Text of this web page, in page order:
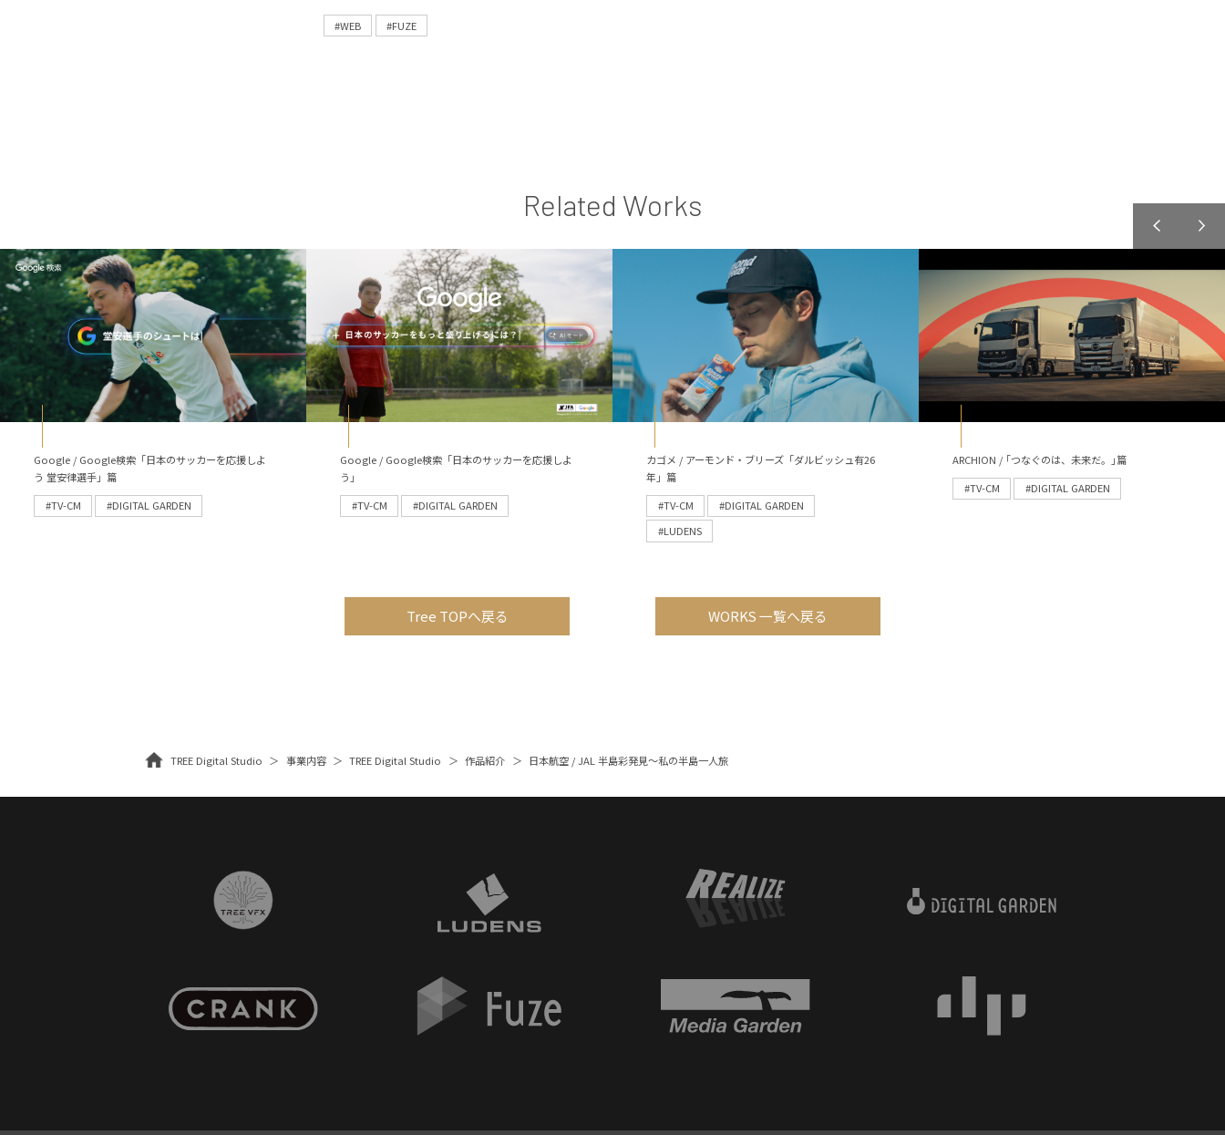
#WEB #FUZE
Related Works
Google / Google検索「日本のサッカーを応援しよ
う 堂安律選手」篇
#TV-CM
#DIGITAL GARDEN
Google / Google検索「日本のサッカーを応援しよ
う」
#TV-CM
#DIGITAL GARDEN
カゴメ / アーモンド・ブリーズ「ダルビッシュ有26
年」篇
#TV-CM
#DIGITAL GARDEN
#LUDENS
ARCHION / ｢つなぐのは、未来だ。｣篇
#TV-CM
#DIGITAL GARDEN
Tree TOPへ戻る WORKS 一覧へ戻る
TREE Digital Studio 事業内容 TREE Digital Studio 作品紹介 日本航空 / JAL 半島彩発見～私の半島一人旅